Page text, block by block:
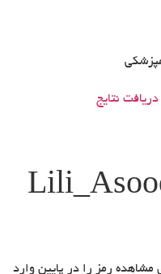
دریافت نتایج
رمز را در پایین وارد